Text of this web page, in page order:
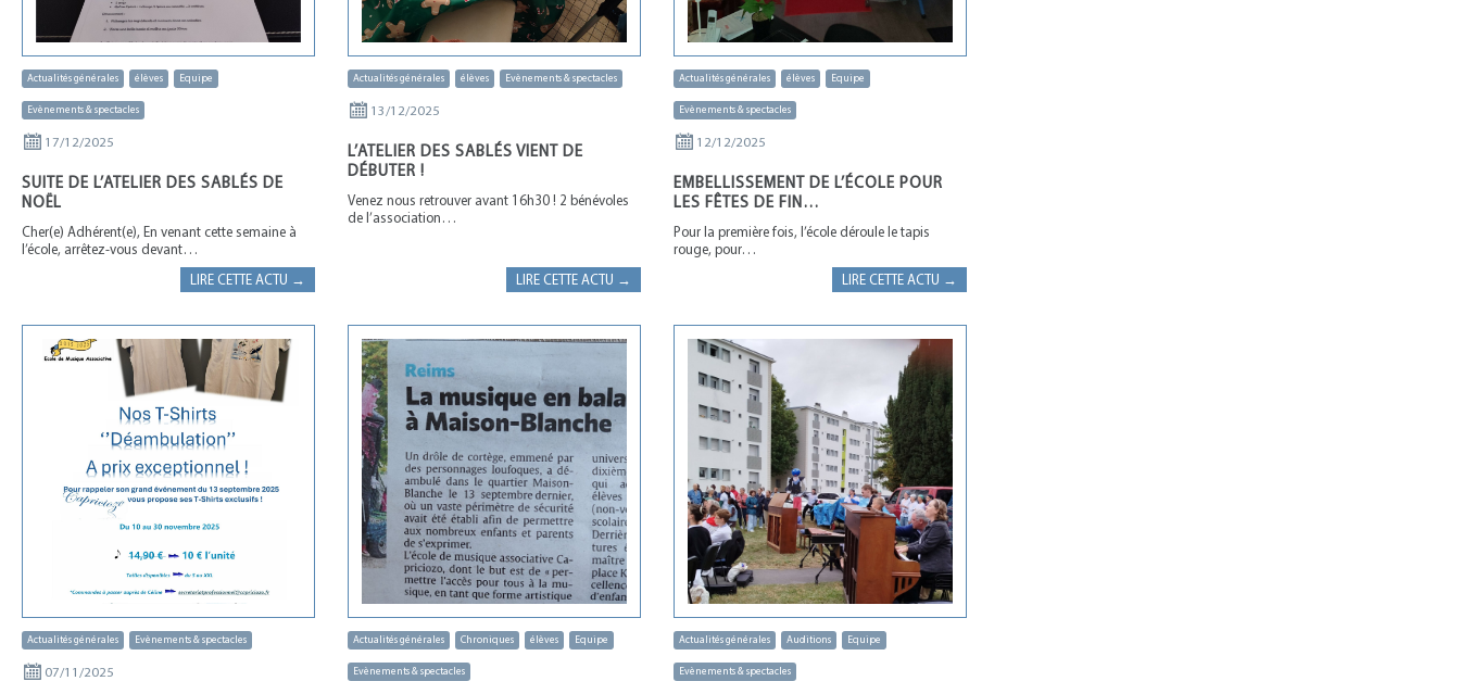
Actualités générales élèves Equipe
Evènements & spectacles
17/12/2025
SUITE DE L’ATELIER DES SABLÉS DE
NOËL
Cher(e) Adhérent(e), En venant cette semaine à
l’école, arrêtez-vous devant…
LIRE CETTE ACTU →
Actualités générales élèves Evènements & spectacles
13/12/2025
L’ATELIER DES SABLÉS VIENT DE
DÉBUTER !
Venez nous retrouver avant 16h30 ! 2 bénévoles
de l’association…
LIRE CETTE ACTU →
Actualités générales élèves Equipe
Evènements & spectacles
12/12/2025
EMBELLISSEMENT DE L’ÉCOLE POUR
LES FÊTES DE FIN…
Pour la première fois, l’école déroule le tapis
rouge, pour…
LIRE CETTE ACTU →
Actualités générales Evènements & spectacles
07/11/2025
Actualités générales Chroniques élèves Equipe
Evènements & spectacles
Actualités générales Auditions Equipe
Evènements & spectacles